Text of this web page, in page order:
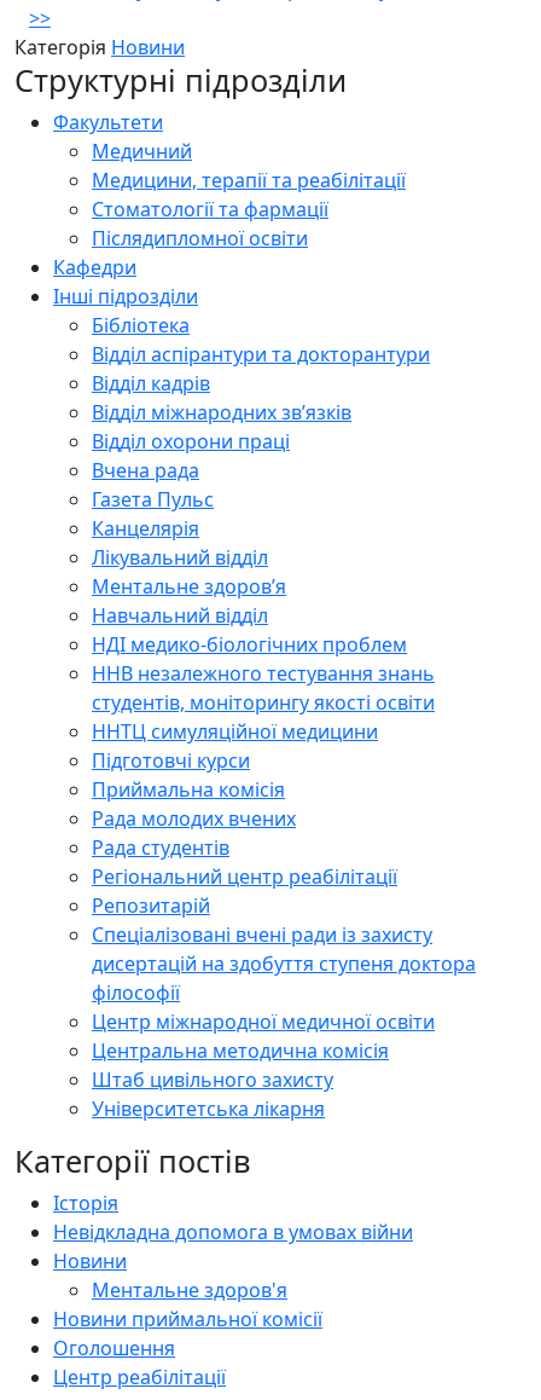
>>
Категорія Новини
Структурні підрозділи
Факультети
Медичний
Медицини, терапії та реабілітації
Стоматології та фармації
Післядипломної освіти
Кафедри
Інші підрозділи
Бібліотека
Відділ аспірантури та докторантури
Відділ кадрів
Відділ міжнародних зв’язків
Відділ охорони праці
Вчена рада
Газета Пульс
Канцелярія
Лікувальний відділ
Ментальне здоров’я
Навчальний відділ
НДІ медико-біологічних проблем
ННВ незалежного тестування знань
студентів, моніторингу якості освіти
ННТЦ симуляційної медицини
Підготовчі курси
Приймальна комісія
Рада молодих вчених
Рада студентів
Регіональний центр реабілітації
Репозитарій
Спеціалізовані вчені ради із захисту
дисертацій на здобуття ступеня доктора
філософії
Центр міжнародної медичної освіти
Центральна методична комісія
Штаб цивільного захисту
Університетська лікарня
Категорії постів
Історія
Невідкладна допомога в умовах війни
Новини
Ментальне здоров'я
Новини приймальної комісії
Оголошення
Центр реабілітації